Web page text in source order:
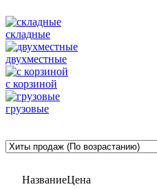
складные
двухместные
с корзиной
грузовые
НазваниеЦена